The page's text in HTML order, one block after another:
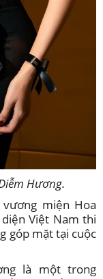
Hương.
miện Hoa
Việt Nam thi
góp mặt tại cuộc
là một trong